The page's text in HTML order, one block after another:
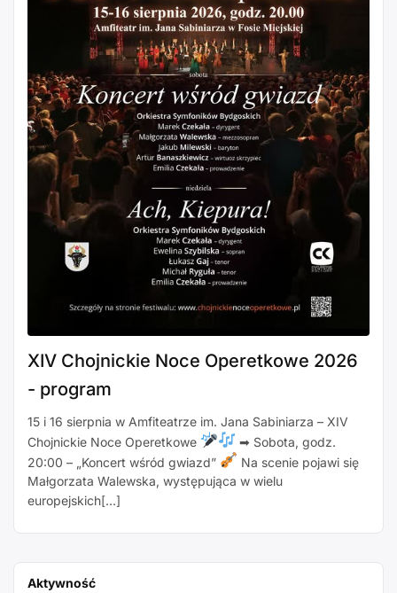
XIV Chojnickie Noce Operetkowe 2026
- program
15 i 16 sierpnia w Amfiteatrze im. Jana Sabiniarza – XIV
Chojnickie Noce Operetkowe
➡ Sobota, godz.
20:00 – „Koncert wśród gwiazd”
Na scenie pojawi się
Małgorzata Walewska, występująca w wielu
europejskich[…]
Aktywność